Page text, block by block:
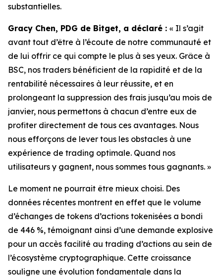
substantielles.
Gracy Chen, PDG de Bitget, a déclaré : « Il s’agit
avant tout d’être à l’écoute de notre communauté et
de lui offrir ce qui compte le plus à ses yeux. Grâce à
BSC, nos traders bénéficient de la rapidité et de la
rentabilité nécessaires à leur réussite, et en
prolongeant la suppression des frais jusqu’au mois de
janvier, nous permettons à chacun d’entre eux de
profiter directement de tous ces avantages. Nous
nous efforçons de lever tous les obstacles à une
expérience de trading optimale. Quand nos
utilisateurs y gagnent, nous sommes tous gagnants. »
Le moment ne pourrait être mieux choisi. Des
données récentes montrent en effet que le volume
d’échanges de tokens d’actions tokenisées a bondi
de 446 %, témoignant ainsi d’une demande explosive
pour un accès facilité au trading d’actions au sein de
l’écosystème cryptographique. Cette croissance
souligne une évolution fondamentale dans la